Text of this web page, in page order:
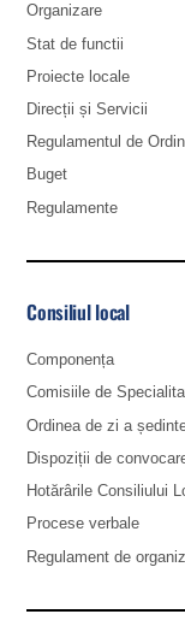
Organizare
Stat de functii
Proiecte locale
Direcții și Servicii
Regulamentul de
Buget
Regulamente
Consiliul local
Componența
Comisiile de
Ordinea de zi a
Dispoziții de
Hotărârile Consiliului
Procese verbale
Regulament de